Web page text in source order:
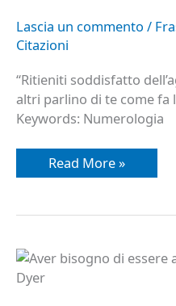
Lascia un commento /
Citazioni
“Ritieniti soddisfatto
altri parlino di te come fa
Keywords: Numerologia
Read More »
Frasi
e